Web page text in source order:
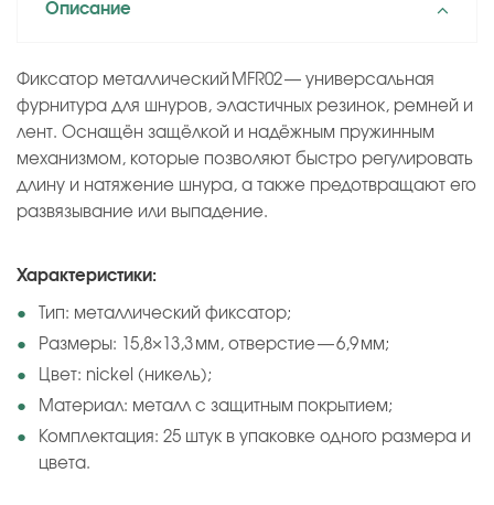
Описание
Фиксатор металлический MFR02 — универсальная
фурнитура для шнуров, эластичных резинок, ремней и
лент. Оснащён защёлкой и надёжным пружинным
механизмом, которые позволяют быстро регулировать
длину и натяжение шнура, а также предотвращают его
развязывание или выпадение.
Характеристики:
Тип: металлический фиксатор;
Размеры: 15,8×13,3 мм, отверстие — 6,9 мм;
Цвет: nickel (никель);
Материал: металл с защитным покрытием;
Комплектация: 25 штук в упаковке одного размера и
цвета.